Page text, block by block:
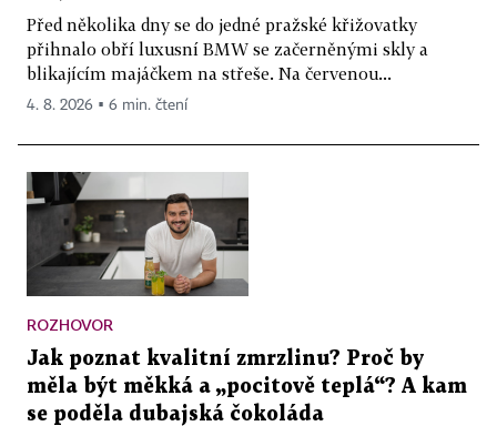
Před několika dny se do jedné pražské křižovatky
přihnalo obří luxusní BMW se začerněnými skly a
blikajícím majáčkem na střeše. Na červenou...
4. 8. 2026 ▪ 6 min. čtení
ROZHOVOR
Jak poznat kvalitní zmrzlinu? Proč by
měla být měkká a „pocitově teplá“? A kam
se poděla dubajská čokoláda